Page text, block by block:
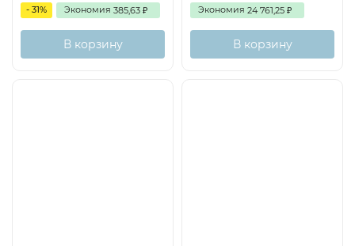
- 31% Экономия 385,63 ₽
В корзину
Экономия 24 761,25 ₽
В корзину